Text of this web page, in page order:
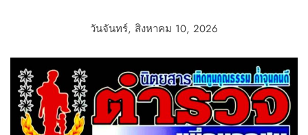
วันจันทร์, สิงหาคม 10, 2026